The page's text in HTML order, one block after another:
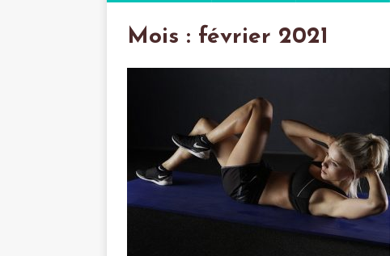
Mois : février 2021